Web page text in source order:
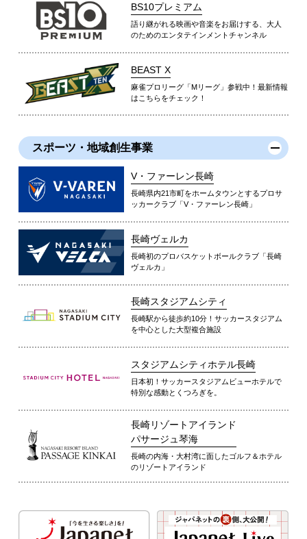
BS10プレミアム
語り継がれる映画や音楽をお届けする、大人
のためのエンタテインメントチャンネル
BEAST X
麻雀プロリーグ「Mリーグ」参戦中！最新情報
はこちらをチェック！
スポーツ・地域創生事業
V・ファーレン長崎
長崎県内21市町をホームタウンとするプロサ
ッカークラブ「V・ファーレン長崎」
長崎ヴェルカ
長崎初のプロバスケットボールクラブ「長崎
ヴェルカ」
長崎スタジアムシティ
長崎駅から徒歩約10分！サッカースタジアム
を中心とした大型複合施設
スタジアムシティホテル長崎
日本初！サッカースタジアムビューホテルで
特別な感動とくつろぎを。
長崎リゾートアイランド
パサージュ琴海
長崎の内海・大村湾に面したゴルフ＆ホテル
のリゾートアイランド